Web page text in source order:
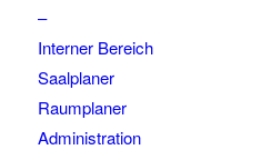
–
Interner Bereich
Saalplaner
Raumplaner
Administration